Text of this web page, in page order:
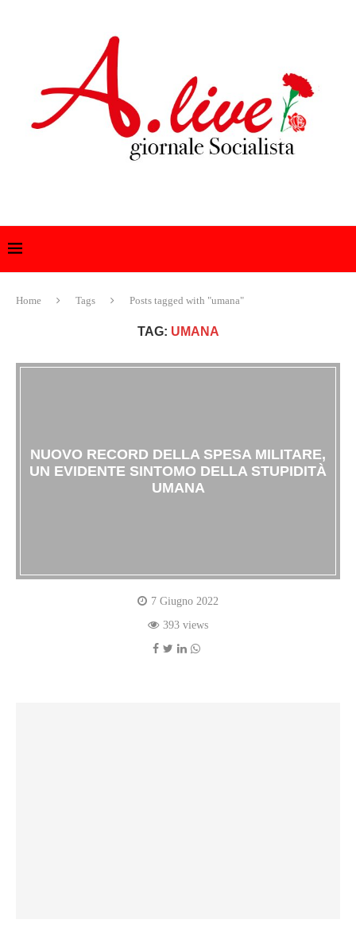
Home Tags Posts tagged with "umana"
TAG: UMANA
NUOVO RECORD DELLA SPESA MILITARE,
UN EVIDENTE SINTOMO DELLA STUPIDITÀ
UMANA
7 Giugno 2022
393 views